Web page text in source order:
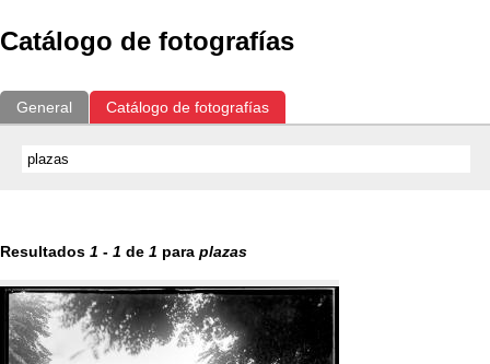
Catálogo de fotografías
General Catálogo de fotografías
Resultados 1 - 1 de 1 para plazas